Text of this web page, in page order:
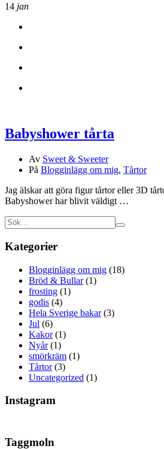
14 jan
Babyshower tårta
Av Sweet & Sweeter
På Blogginlägg om mig, Tårtor
Jag älskar att göra figur tårtor eller 3D
Babyshower har blivit väldigt …
Kategorier
Blogginlägg om mig (18)
Bröd & Bullar(1)
frosting (1)
godis (4)
Hela Sverige bakar(3)
Jul (6)
Kakor(1)
Nyår(1)
smörkräm (1)
Tårtor(3)
Uncategorized (1)
Instagram
Taggmoln